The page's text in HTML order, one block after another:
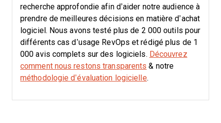
recherche approfondie afin d’aider notre audience à
prendre de meilleures décisions en matière d’achat
logiciel. Nous avons testé plus de 2 000 outils pour
différents cas d’usage RevOps et rédigé plus de 1
000 avis complets sur des logiciels. Découvrez
comment nous restons transparents & notre
méthodologie d’évaluation logicielle.